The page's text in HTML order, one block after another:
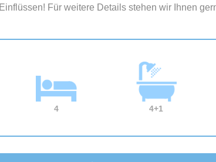
Für weitere Details stehen wir Ihnen
4 4+1